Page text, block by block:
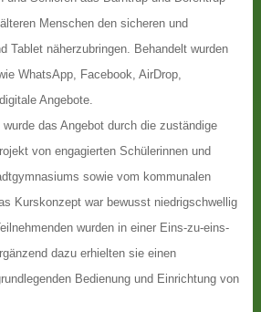
Menschen den sicheren und
Tablet näherzubringen. Behandelt wurden
WhatsApp, Facebook, AirDrop,
Angebote.
das Angebot durch die zuständige
von engagierten Schülerinnen und
sowie vom kommunalen
Kurskonzept war bewusst niedrigschwellig
wurden in einer Eins-zu-eins-
dazu erhielten sie einen
Bedienung und Einrichtung von